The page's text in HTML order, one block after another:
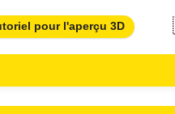
pour l'aperçu 3D